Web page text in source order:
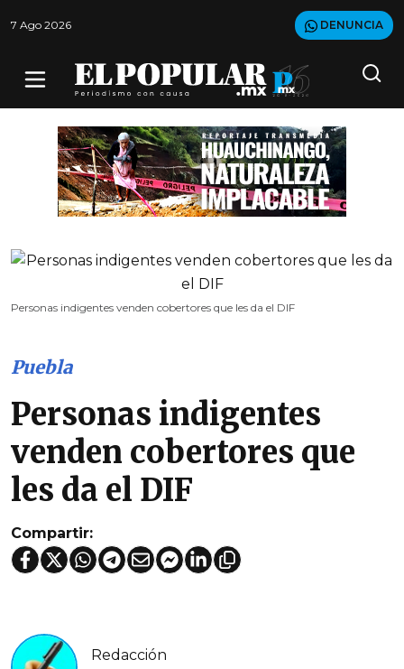
7 Ago 2026 DENUNCIA
Personas indigentes venden cobertores que les da el DIF
Puebla
Personas indigentes
venden cobertores que
les da el DIF
Compartir:
Redacción